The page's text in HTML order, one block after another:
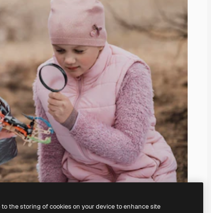
the storing of cookies on your device to enhance site